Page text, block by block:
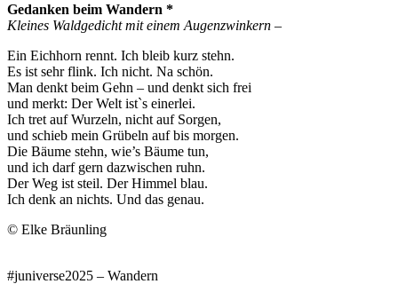
Gedanken beim Wandern *
Kleines Waldgedicht mit einem Augenzwinkern –
Ein Eichhorn rennt. Ich bleib kurz stehn.
Es ist sehr flink. Ich nicht. Na schön.
Man denkt beim Gehn – und denkt sich frei
und merkt: Der Welt ist`s einerlei.
Ich tret auf Wurzeln, nicht auf Sorgen,
und schieb mein Grübeln auf bis morgen.
Die Bäume stehn, wie’s Bäume tun,
und ich darf gern dazwischen ruhn.
Der Weg ist steil. Der Himmel blau.
Ich denk an nichts. Und das genau.
© Elke Bräunling
#juniverse2025 – Wandern